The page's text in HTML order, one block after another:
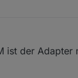
ist der Adapter